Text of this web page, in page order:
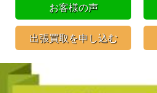
お客様の声
出張買取を申し込む